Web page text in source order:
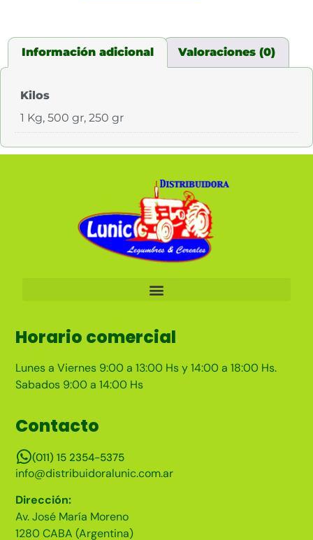
Información adicional Valoraciones (0)
Kilos
1 Kg, 500 gr, 250 gr
Horario comercial
Lunes a Viernes 9:00 a 13:00 Hs y 14:00 a 18:00 Hs.
Sabados 9:00 a 14:00 Hs
Contacto
(011) 15 2354-5375
info@distribuidoralunic.com.ar
Dirección:
Av. José María Moreno
1280 CABA (Argentina)